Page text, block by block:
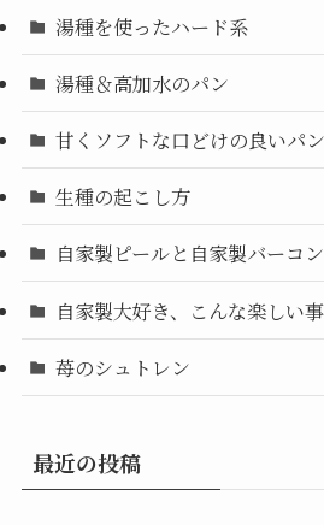
湯種を使ったハード系
湯種＆高加水のパン
甘くソフトな口どけの良いパン
生種の起こし方
自家製ピールと自家製バーコ
自家製大好き、こんな楽しい事
苺のシュトレン
最近の投稿